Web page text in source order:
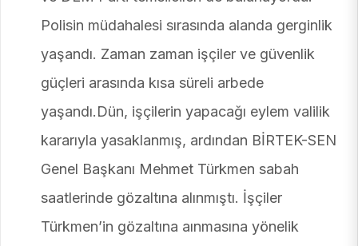
Polisin müdahalesi sırasında alanda gerginlik
yaşandı. Zaman zaman işçiler ve güvenlik
güçleri arasında kısa süreli arbede
yaşandı.Dün, işçilerin yapacağı eylem valilik
kararıyla yasaklanmış, ardından BİRTEK-SEN
Genel Başkanı Mehmet Türkmen sabah
saatlerinde gözaltına alınmıştı. İşçiler
Türkmen’in gözaltına aınmasına yönelik